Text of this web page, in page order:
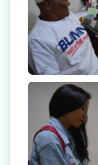
Operasi